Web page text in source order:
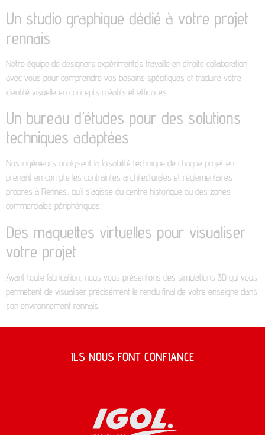
Un studio graphique dédié à votre projet
rennais
Notre équipe de designers expérimentés travaille en étroite collaboration
avec vous pour comprendre vos besoins spécifiques et traduire votre
identité visuelle en concepts créatifs et efficaces.
Un bureau d’études pour des solutions
techniques adaptées
Nos ingénieurs analysent la faisabilité technique de chaque projet en
prenant en compte les contraintes architecturales et réglementaires
propres à Rennes, qu’il s’agisse du centre historique ou des zones
commerciales périphériques.
Des maquettes virtuelles pour visualiser
votre projet
Avant toute fabrication, nous vous présentons des simulations 3D qui vous
permettent de visualiser précisément le rendu final de votre enseigne dans
son environnement rennais.
ILS NOUS FONT CONFIANCE